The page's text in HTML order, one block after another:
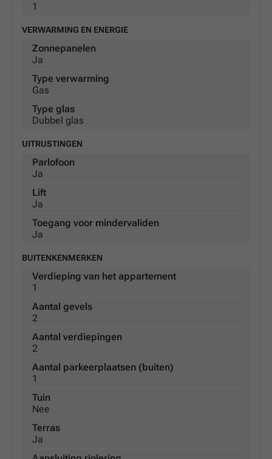
1
VERWARMING EN ENERGIE
Zonnepanelen
Ja
Type verwarming
Gas
Type glas
Dubbel glas
UITRUSTINGEN
Parlofoon
Ja
Lift
Ja
Toegang voor mindervaliden
Ja
BUITENKENMERKEN
Verdieping van het appartement
1
Aantal gevels
2
Aantal verdiepingen
2
Aantal parkeerplaatsen (buiten)
1
Tuin
Nee
Terras
Ja